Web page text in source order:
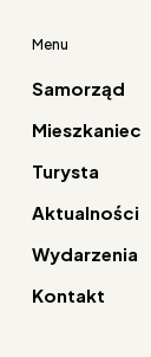
Menu
Samorząd
Mieszkaniec
Turysta
Aktualności
Wydarzenia
Kontakt